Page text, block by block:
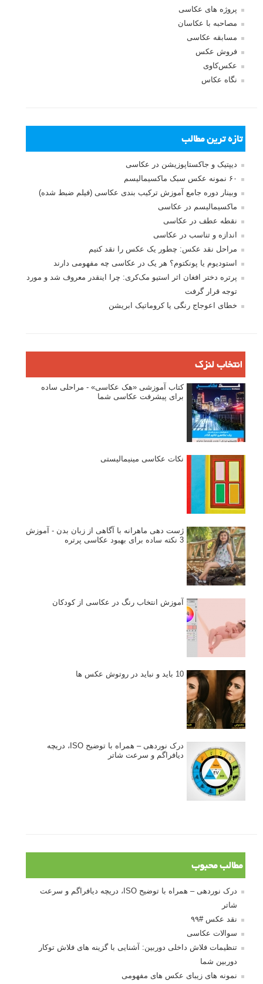
پروژه های عکاسی
مصاحبه با عکاسان
مسابقه عکاسی
فروش عکس
عکس‌کاوی
نگاه عکاس
تازه ترین مطالب
دیپتیک و جاکستا‌پوزیشن در عکاسی
۶۰ نمونه عکس سبک ماکسیمالیسم
وبینار دوره جامع آموزش ترکیب بندی عکاسی (فیلم ضبط شده)
ماکسیمالیسم در عکاسی
نقطه عطف در عکاسی
اندازه و تناسب در عکاسی
مراحل نقد عکس: چطور یک عکس را نقد کنیم
استودیوم یا پونکتوم؟ هر یک در عکاسی چه مفهومی دارند
پرتره دختر افغان اثر استیو مک‌کری: چرا اینقدر معروف شد و مورد
توجه قرار گرفت
خطای اعوجاج رنگی یا کروماتیک ابریشن
انتخاب لنزک
کتاب آموزشی «هک عکاسی» - مراحلی ساده
برای پیشرفت عکاسی شما
نکات عکاسی مینیمالیستی
ژست دهی ماهرانه با آگاهی از زبان بدن - آموزش
3 نکته ساده برای بهبود عکاسی پرتره
آموزش انتخاب رنگ در عکاسی از کودکان
10 باید و نباید در روتوش عکس ها
درک نوردهی – همراه با توضیح ISO، دریچه
دیافراگم و سرعت شاتر
مطالب محبوب
درک نوردهی – همراه با توضیح ISO، دریچه دیافراگم و سرعت
شاتر
نقد عکس #۹۹
سوالات عکاسی
تنظیمات فلاش داخلی دوربین: آشنایی با گزینه های فلاش توکار
دوربین شما
نمونه های زیبای عکس های مفهومی